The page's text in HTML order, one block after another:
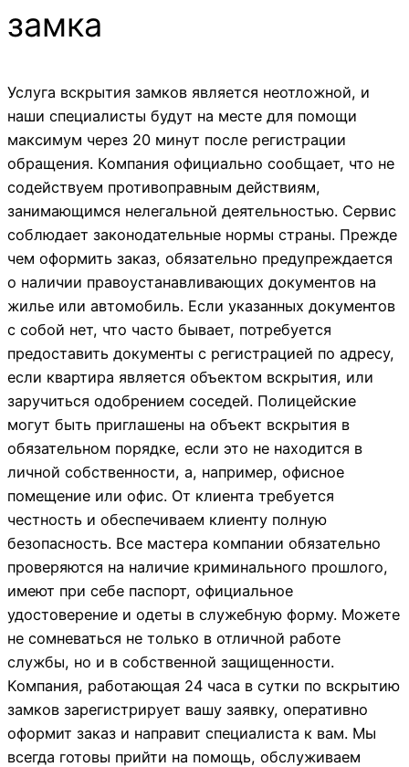
замка
Услуга вскрытия замков является неотложной, и
наши специалисты будут на месте для помощи
максимум через 20 минут после регистрации
обращения. Компания официально сообщает, что не
содействуем противоправным действиям,
занимающимся нелегальной деятельностью. Сервис
соблюдает законодательные нормы страны. Прежде
чем оформить заказ, обязательно предупреждается
о наличии правоустанавливающих документов на
жилье или автомобиль. Если указанных документов
с собой нет, что часто бывает, потребуется
предоставить документы с регистрацией по адресу,
если квартира является объектом вскрытия, или
заручиться одобрением соседей. Полицейские
могут быть приглашены на объект вскрытия в
обязательном порядке, если это не находится в
личной собственности, а, например, офисное
помещение или офис. От клиента требуется
честность и обеспечиваем клиенту полную
безопасность. Все мастера компании обязательно
проверяются на наличие криминального прошлого,
имеют при себе паспорт, официальное
удостоверение и одеты в служебную форму. Можете
не сомневаться не только в отличной работе
службы, но и в собственной защищенности.
Компания, работающая 24 часа в сутки по вскрытию
замков зарегистрирует вашу заявку, оперативно
оформит заказ и направит специалиста к вам. Мы
всегда готовы прийти на помощь, обслуживаем